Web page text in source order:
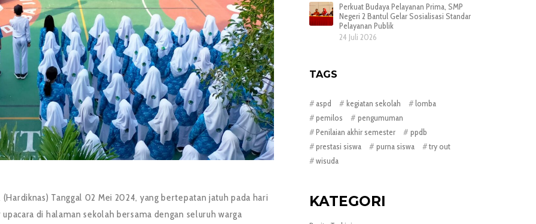
Tanggal 02 Mei 2024, yang bertepatan jatuh pada hari
di halaman sekolah bersama dengan seluruh warga
Perkuat Budaya Pelayanan Prima, SMP
Negeri 2 Bantul Gelar Sosialisasi Standar
Pelayanan Publik
24 Juli 2026
TAGS
aspd kegiatan sekolah
lomba
pemilos
pengumuman
Penilaian akhir semester
ppdb
prestasi siswa
purna siswa
try out
wisuda
KATEGORI